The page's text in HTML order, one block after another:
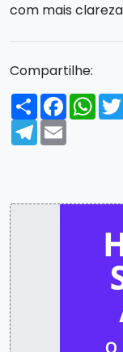
com mais
Compartilhe:
Compartilhar
Telegram
Email